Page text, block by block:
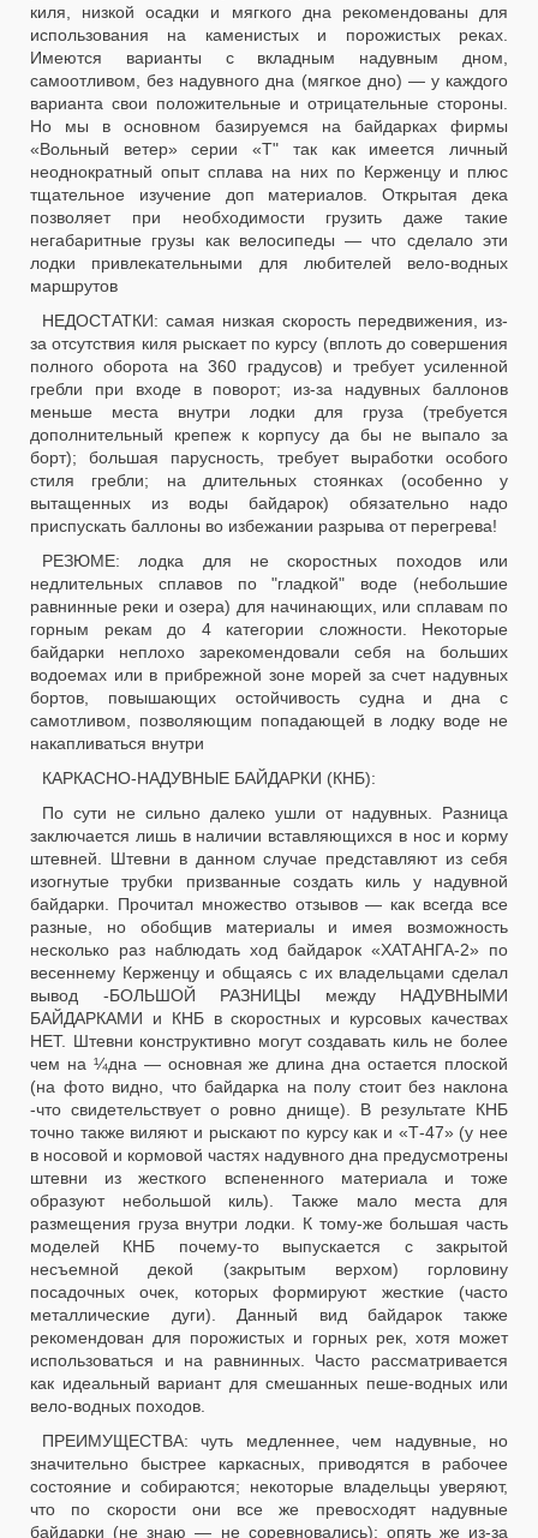
киля, низкой осадки и мягкого дна рекомендованы для
использования на каменистых и порожистых реках.
Имеются варианты с вкладным надувным дном,
самоотливом, без надувного дна (мягкое дно) — у каждого
варианта свои положительные и отрицательные стороны.
Но мы в основном базируемся на байдарках фирмы
«Вольный ветер» серии «Т" так как имеется личный
неоднократный опыт сплава на них по Керженцу и плюс
тщательное изучение доп материалов. Открытая дека
позволяет при необходимости грузить даже такие
негабаритные грузы как велосипеды — что сделало эти
лодки привлекательными для любителей вело-водных
маршрутов
НЕДОСТАТКИ: самая низкая скорость передвижения, из-
за отсутствия киля рыскает по курсу (вплоть до совершения
полного оборота на 360 градусов) и требует усиленной
гребли при входе в поворот; из-за надувных баллонов
меньше места внутри лодки для груза (требуется
дополнительный крепеж к корпусу да бы не выпало за
борт); большая парусность, требует выработки особого
стиля гребли; на длительных стоянках (особенно у
вытащенных из воды байдарок) обязательно надо
приспускать баллоны во избежании разрыва от перегрева!
РЕЗЮМЕ: лодка для не скоростных походов или
недлительных сплавов по "гладкой" воде (небольшие
равнинные реки и озера) для начинающих, или сплавам по
горным рекам до 4 категории сложности. Некоторые
байдарки неплохо зарекомендовали себя на больших
водоемах или в прибрежной зоне морей за счет надувных
бортов, повышающих остойчивость судна и дна с
самотливом, позволяющим попадающей в лодку воде не
накапливаться внутри
КАРКАСНО-НАДУВНЫЕ БАЙДАРКИ (КНБ):
По сути не сильно далеко ушли от надувных. Разница
заключается лишь в наличии вставляющихся в нос и корму
штевней. Штевни в данном случае представляют из себя
изогнутые трубки призванные создать киль у надувной
байдарки. Прочитал множество отзывов — как всегда все
разные, но обобщив материалы и имея возможность
несколько раз наблюдать ход байдарок «ХАТАНГА-2» по
весеннему Керженцу и общаясь с их владельцами сделал
вывод -БОЛЬШОЙ РАЗНИЦЫ между НАДУВНЫМИ
БАЙДАРКАМИ и КНБ в скоростных и курсовых качествах
НЕТ. Штевни конструктивно могут создавать киль не более
чем на ¼дна — основная же длина дна остается плоской
(на фото видно, что байдарка на полу стоит без наклона
-что свидетельствует о ровно днище). В результате КНБ
точно также виляют и рыскают по курсу как и «Т-47» (у нее
в носовой и кормовой частях надувного дна предусмотрены
штевни из жесткого вспененного материала и тоже
образуют небольшой киль). Также мало места для
размещения груза внутри лодки. К тому-же большая часть
моделей КНБ почему-то выпускается с закрытой
несъемной декой (закрытым верхом) горловину
посадочных очек, которых формируют жесткие (часто
металлические дуги). Данный вид байдарок также
рекомендован для порожистых и горных рек, хотя может
использоваться и на равнинных. Часто рассматривается
как идеальный вариант для смешанных пеше-водных или
вело-водных походов.
ПРЕИМУЩЕСТВА: чуть медленнее, чем надувные, но
значительно быстрее каркасных, приводятся в рабочее
состояние и собираются; некоторые владельцы уверяют,
что по скорости они все же превосходят надувные
байдарки (не знаю — не соревновались); опять же из-за